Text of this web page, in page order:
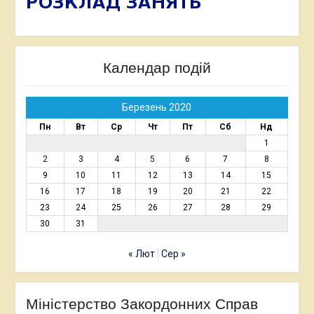
Календар подій
Березень 2020
Пн Вт Ср Чт Пт Сб
Нд
1
2
3 4 5 6 7
8
9
10 11 12 13 14
15
16
17 18 19 20 21
22
23
24 25 26 27 28
29
30
31
« Лют Сер »
Міністерство Закордонних Справ